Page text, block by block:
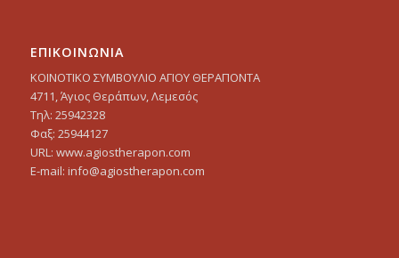
ΕΠΙΚΟΙΝΩΝΙΑ
ΚΟΙΝΟΤΙΚΟ ΣΥΜΒΟΥΛΙΟ ΑΓΙΟΥ ΘΕΡΑΠΟΝΤΑ
4711, Άγιος Θεράπων, Λεμεσός
Τηλ: 25942328
Φαξ: 25944127
URL: www.agiostherapon.com
E-mail: info@agiostherapon.com